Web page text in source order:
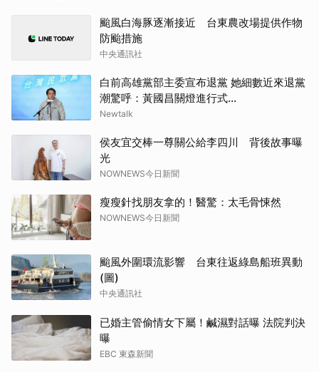
颱風白海豚逐漸接近 台東農改場提供作物
防颱措施
中央通訊社
白前高雄黨部主委宣布退黨 她細數近來退黨
潮驚呼：黃國昌關燈進行式...
Newtalk
侯友宜交棒一尊關公給李四川 背後故事曝
光
NOWNEWS今日新聞
瘦瘦針找朋友拿的！醫驚：太毛骨悚然
NOWNEWS今日新聞
颱風外圍環流影響 台東往返綠島船班異動
(圖)
中央通訊社
已婚主管偷情女下屬！鹹濕對話曝 法院判決
曝
EBC 東森新聞